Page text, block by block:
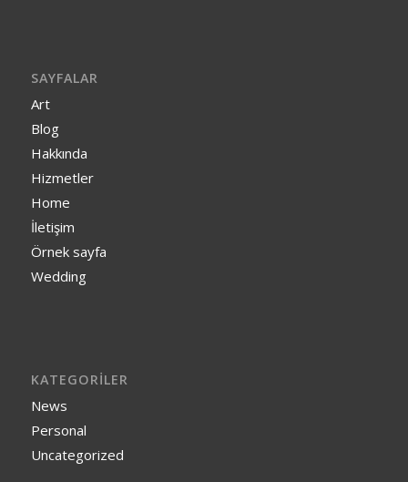
SAYFALAR
Art
Blog
Hakkında
Hizmetler
Home
İletişim
Örnek sayfa
Wedding
KATEGORILER
News
Personal
Uncategorized